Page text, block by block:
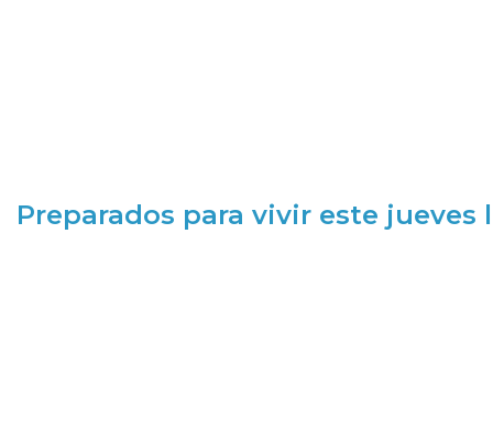
Preparados para vivir este jueves